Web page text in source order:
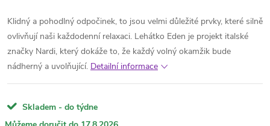
Klidný a pohodlný odpočinek, to jsou velmi důležité prvky, které silně
ovlivňují naši každodenní relaxaci. Lehátko Eden je projekt italské
značky Nardi, který dokáže to, že každý volný okamžik bude
nádherný a uvolňující. Detailní informace
Skladem - do týdne